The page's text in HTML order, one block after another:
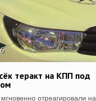
теракт на КПП под
отреагировали на